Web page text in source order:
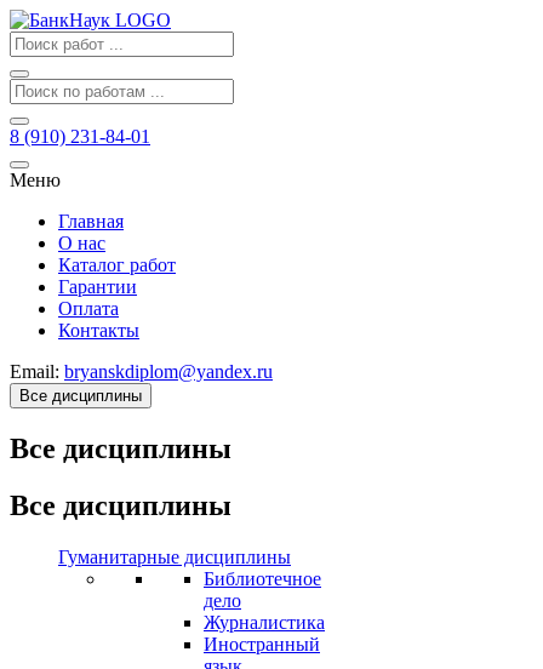
8 (910) 231-84-01
Меню
Главная
О нас
Каталог работ
Гарантии
Оплата
Контакты
Email: bryanskdiplom@yandex.ru
Все дисциплины
Все дисциплины
Все дисциплины
Гуманитарные дисциплины
Библиотечное
дело
Журналистика
Иностранный